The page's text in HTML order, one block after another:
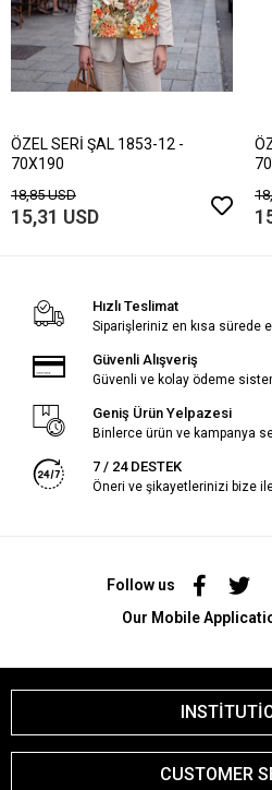
ÖZEL SERİ ŞAL 1853-12 -
70X190
18,85 USD
15,31 USD
Hızlı Teslimat
Siparişleriniz en kısa sürede
Güvenli Alışveriş
Güvenli ve kolay ödeme
Geniş Ürün Yelpazesi
Binlerce ürün ve kampanya
7 / 24 DESTEK
Öneri ve şikayetlerinizi bize
Follow us
Our Mobile
CUSTOMER